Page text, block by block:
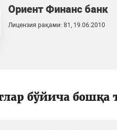
Ориент Финанс банк
Лицензия рақами: 81, 19.06.2010
бўйича бошқа